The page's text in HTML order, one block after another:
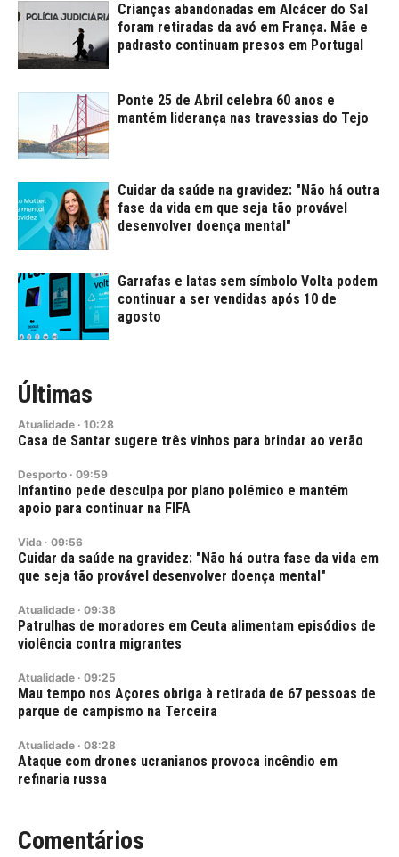
Crianças abandonadas em Alcácer do Sal
foram retiradas da avó em França. Mãe e
padrasto continuam presos em Portugal
Ponte 25 de Abril celebra 60 anos e
mantém liderança nas travessias do Tejo
Cuidar da saúde na gravidez: "Não há outra
fase da vida em que seja tão provável
desenvolver doença mental"
Garrafas e latas sem símbolo Volta podem
continuar a ser vendidas após 10 de
agosto
Últimas
Atualidade · 10:28
Casa de Santar sugere três vinhos para brindar ao verão
Desporto · 09:59
Infantino pede desculpa por plano polémico e mantém
apoio para continuar na FIFA
Vida · 09:56
Cuidar da saúde na gravidez: "Não há outra fase da vida em
que seja tão provável desenvolver doença mental"
Atualidade · 09:38
Patrulhas de moradores em Ceuta alimentam episódios de
violência contra migrantes
Atualidade · 09:25
Mau tempo nos Açores obriga à retirada de 67 pessoas de
parque de campismo na Terceira
Atualidade · 08:28
Ataque com drones ucranianos provoca incêndio em
refinaria russa
Comentários